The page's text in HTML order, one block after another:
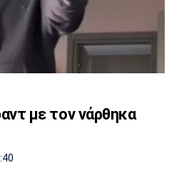
με τον νάρθηκα